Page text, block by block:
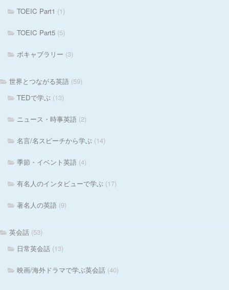
TOEIC Part1 (1)
TOEIC Part5 (5)
ボキャブラリー (3)
世界とつながる英語 (59)
TEDで学ぶ (13)
ニュース・時事英語 (2)
名言/名スピーチから学ぶ (14)
季節・イベント英語 (4)
有名人のインタビューで学ぶ (17)
著名人の英語 (9)
英会話 (53)
日常英会話 (13)
映画/海外ドラマで学ぶ英会話 (40)